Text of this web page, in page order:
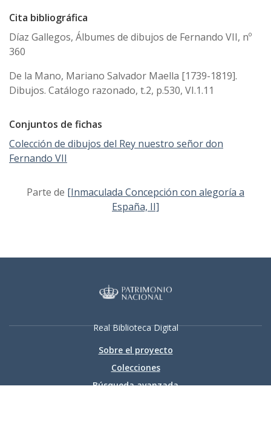
Cita bibliográfica
Díaz Gallegos, Álbumes de dibujos de Fernando VII, nº
360
De la Mano, Mariano Salvador Maella [1739-1819].
Dibujos. Catálogo razonado, t.2, p.530, VI.1.11
Conjuntos de fichas
Colección de dibujos del Rey nuestro señor don
Fernando VII
Parte de [Inmaculada Concepción con alegoría a
España, II]
Real Biblioteca Digital
Sobre el proyecto
Colecciones
Búsqueda avanzada